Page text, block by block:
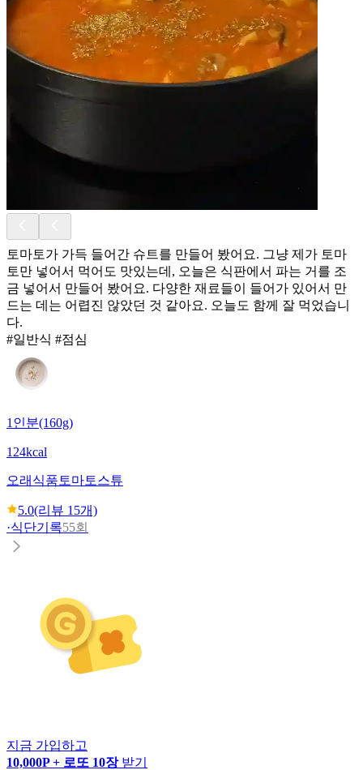
토마토가 가득 들어간 슈트를 만들어 봤어요. 그냥 제가 토마
토만 넣어서 먹어도 맛있는데, 오늘은 식판에서 파는 거를 조
금 넣어서 만들어 봤어요. 다양한 재료들이 들어가 있어서 만
드는 데는 어렵진 않았던 것 같아요. 오늘도 함께 잘 먹었습니
다.
#일반식 #점심
1인분(160g)
124kcal
오래식품 토마토스튜
5.0(리뷰 15개)
·식단기록55회
지금 가입하고
10,000P + 로또 10장 받기